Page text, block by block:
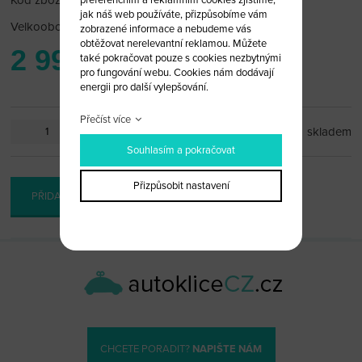
Velkoobchodní cena:po přihlášení
2 999 Kč
ks skladem
PŘIDAT DO KOŠÍKU
CHCETE PORADIT? NAPIŠTE NÁM
jak náš web používáte, přizpůsobíme vám
zobrazené informace a nebudeme vás
obtěžovat nerelevantní reklamou. Můžete
také pokračovat pouze s cookies nezbytnými
pro fungování webu. Cookies nám dodávají
energii pro další vylepšování.
Přečíst více
Souhlasím a pokračovat
Přizpůsobit nastavení